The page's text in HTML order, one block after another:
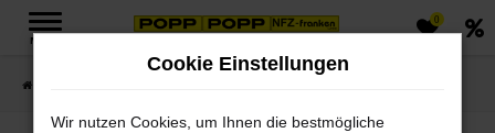
Zum
MENÜ
0
Cookie Einstellungen
Wir nutzen Cookies, um Ihnen die bestmögliche